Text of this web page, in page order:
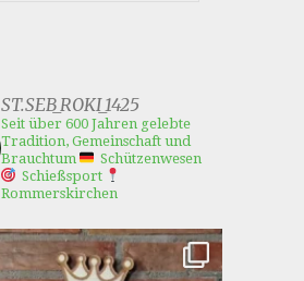
ST.SEB_ROKI_1425
Seit über 600 Jahren gelebte
Tradition, Gemeinschaft und
Brauchtum
Schützenwesen
Schießsport
Rommerskirchen